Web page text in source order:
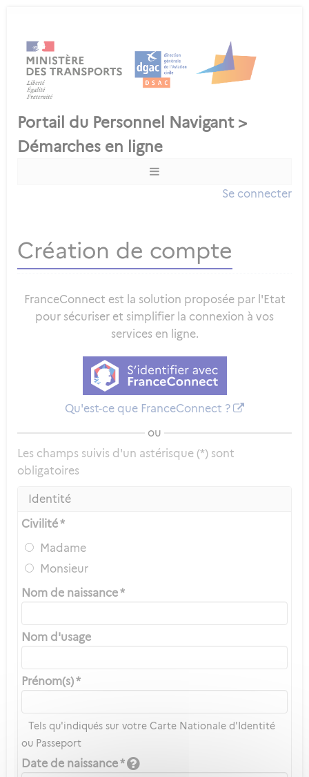
Se connecter
Création de compte
FranceConnect est la solution proposée par l'Etat
pour sécuriser et simplifier la connexion à vos
services en ligne.
Qu'est-ce que FranceConnect ?
ou
Les champs suivis d'un astérisque (*) sont
obligatoires
Identité
Civilité *
Madame
Monsieur
Nom de naissance *
Nom d'usage
Prénom(s) *
Tels qu'indiqués sur votre Carte Nationale d'Identité
ou Passeport
Date de naissance *